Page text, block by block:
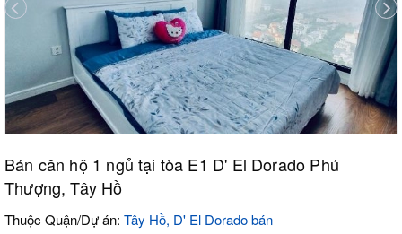
Bán căn hộ 1 ngủ tại tòa E1 D' El Dorado Phú
Thượng, Tây Hồ
Thuộc Quận/Dự án: Tây Hồ, D' El Dorado bán